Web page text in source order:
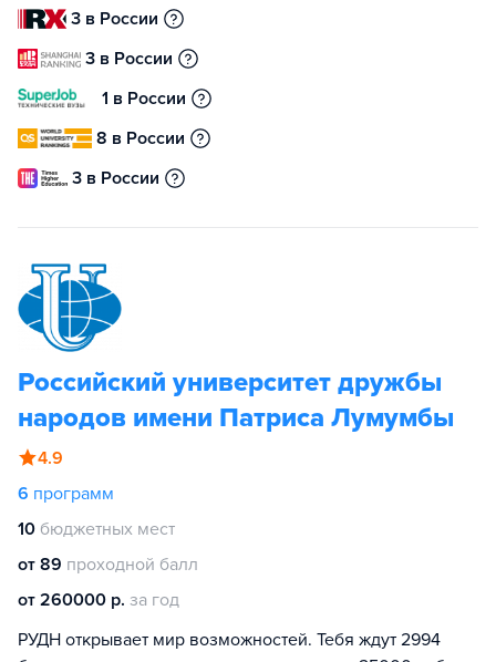
3 в России
3 в России
1 в России
8 в России
3 в России
Российский университет дружбы
народов имени Патриса Лумумбы
4.9
6 программ
10 бюджетных мест
от 89 проходной балл
от 260000 р. за год
РУДН открывает мир возможностей. Тебя ждут 2994